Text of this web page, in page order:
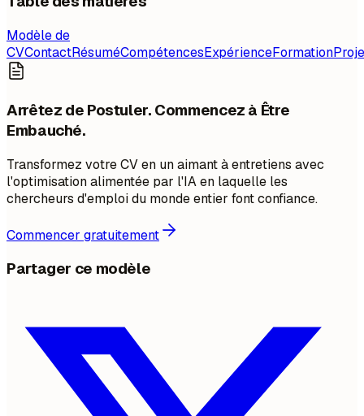
Modèle de
CVContactRésuméCompétencesExpérienceFormation
Arrêtez de Postuler. Commencez à Être
Embauché.
Transformez votre CV en un aimant à entretiens avec
l'optimisation alimentée par l'IA en laquelle les
chercheurs d'emploi du monde entier font confiance.
Commencer gratuitement
Partager ce modèle